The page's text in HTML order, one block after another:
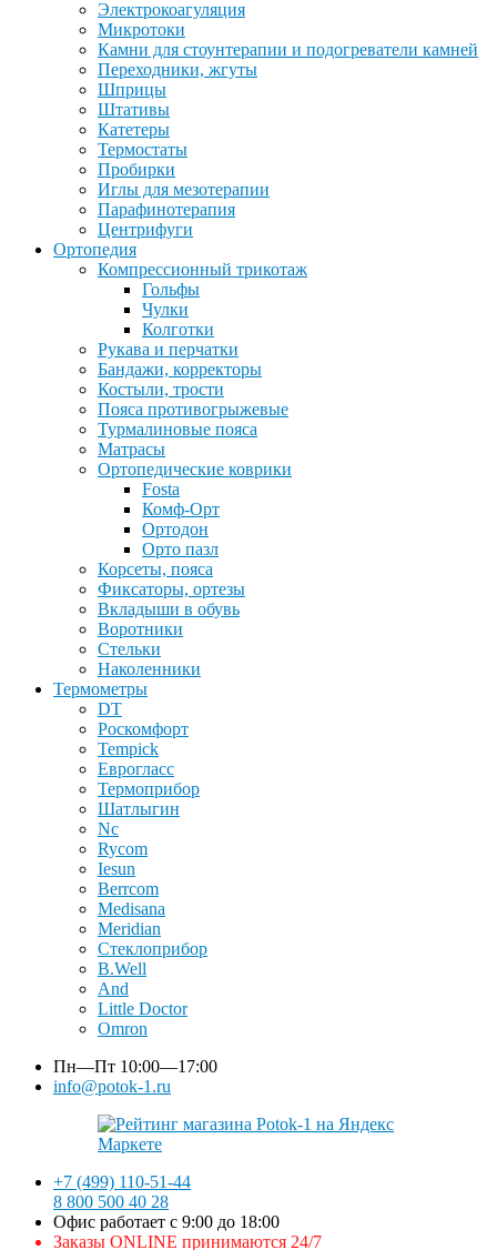
Электрокоагуляция
Микротоки
Камни для стоунтерапии и подогреватели камней
Переходники, жгуты
Шприцы
Штативы
Катетеры
Термостаты
Пробирки
Иглы для мезотерапии
Парафинотерапия
Центрифуги
Ортопедия
Компрессионный трикотаж
Гольфы
Чулки
Колготки
Рукава и перчатки
Бандажи, корректоры
Костыли, трости
Пояса противогрыжевые
Турмалиновые пояса
Матрасы
Ортопедические коврики
Fosta
Комф-Орт
Ортодон
Орто пазл
Корсеты, пояса
Фиксаторы, ортезы
Вкладыши в обувь
Воротники
Стельки
Наколенники
Термометры
DT
Роскомфорт
Tempick
Еврогласс
Термоприбор
Шатлыгин
Nc
Rycom
Iesun
Berrcom
Medisana
Meridian
Стеклоприбор
B.Well
And
Little Doctor
Omron
Пн—Пт 10:00—17:00
info@potok-1.ru
+7 (499) 110-51-44
8 800 500 40 28
Офис работает с 9:00 до 18:00
Заказы ONLINE принимаются 24/7